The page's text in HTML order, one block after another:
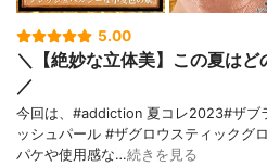
5.00
＼【絶妙な立体美】この夏は
／
今回は、#addiction 夏コレ2023#ザブ
ッシュパール #ザグロウスティックグ
パケや使用感な…続きを見る